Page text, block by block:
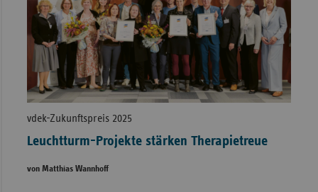
vdek-Zukunftspreis 2025
Leuchtturm-Projekte stärken Therapietreue
von Matthias Wannhoff